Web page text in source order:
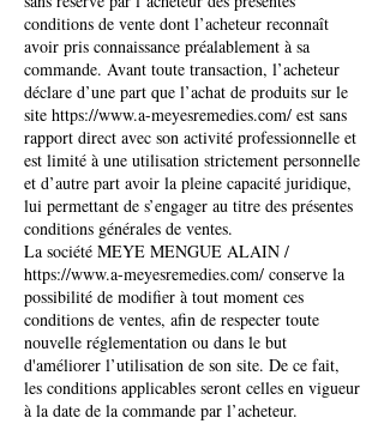
conditions de vente dont l’acheteur reconnaît
avoir pris connaissance préalablement à sa
commande. Avant toute transaction, l’acheteur
déclare d’une part que l’achat de produits sur le
site https://www.a-meyesremedies.com/ est sans
rapport direct avec son activité professionnelle et
est limité à une utilisation strictement personnelle
et d’autre part avoir la pleine capacité juridique,
lui permettant de s’engager au titre des présentes
conditions générales de ventes.
La société MEYE MENGUE ALAIN /
https://www.a-meyesremedies.com/ conserve la
possibilité de modifier à tout moment ces
conditions de ventes, afin de respecter toute
nouvelle réglementation ou dans le but
d'améliorer l’utilisation de son site. De ce fait,
les conditions applicables seront celles en vigueur
à la date de la commande par l’acheteur.